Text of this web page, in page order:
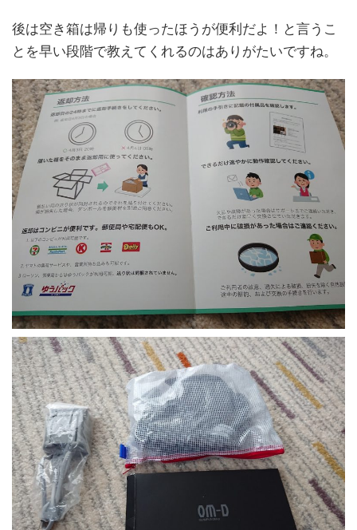
後は空き箱は帰りも使ったほうが便利だよ！と言うこ
とを早い段階で教えてくれるのはありがたいですね。